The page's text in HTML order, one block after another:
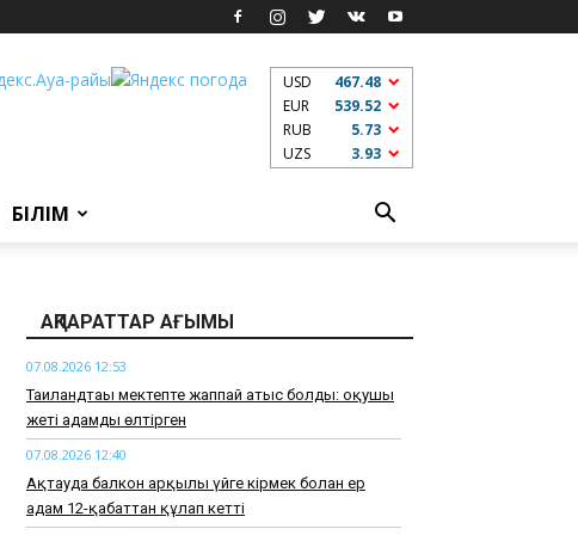
USD
467.48
EUR
539.52
RUB
5.73
UZS
3.93
БІЛІМ
АҚПАРАТТАР АҒЫМЫ
07.08.2026 12:53
Таиландтағы мектепте жаппай атыс болды: оқушы
жеті адамды өлтірген
07.08.2026 12:40
Ақтауда балкон арқылы үйге кірмек болған ер
адам 12-қабаттан құлап кетті